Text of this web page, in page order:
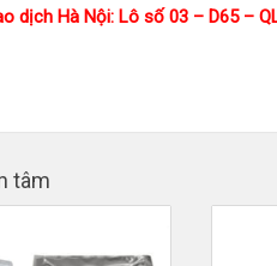
dịch Hà Nội: Lô số 03 – D65 –
tâm